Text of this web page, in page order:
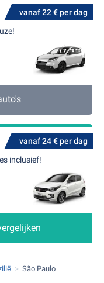
vanaf 22 € per dag
vanaf 24 € per dag
inclusief!
São Paulo